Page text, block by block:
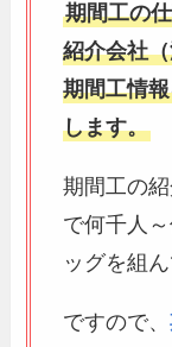
期間工の
紹介会社
期間工情
します。
期間工の
で何千人
ッグを組
ですので、